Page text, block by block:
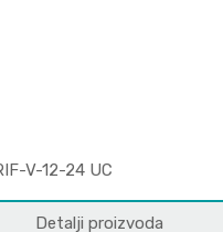
V-12-24 UC
Detalji proizvoda